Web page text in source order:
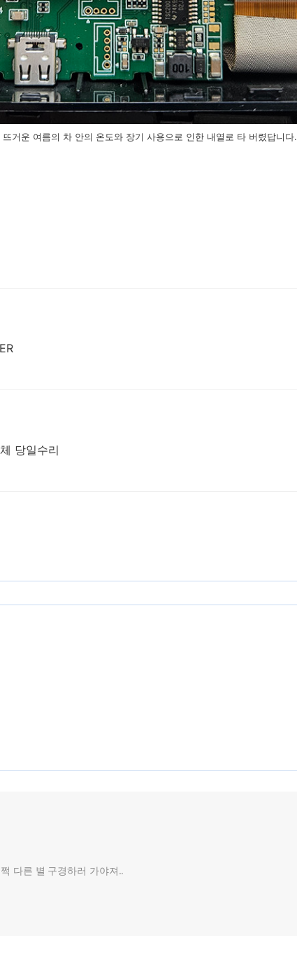
거운 여름의 차 안의 온도와 장기 사용으로 인한 내열로 타 버렸답니다.
당일수리
다른 별 구경하러 가야져..